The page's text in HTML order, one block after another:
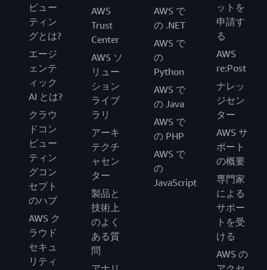
ピュー
ティン
グとは?
エージ
ェンテ
ィック
AI とは?
クラウ
ドコン
ピュー
ティン
グコン
セプト
のハブ
AWS ク
ラウド
セキュ
リティ
AWS
Trust
Center
AWS ソ
リュー
ション
ライブ
ラリ
アーキ
テクチ
ャセン
ター
製品と
技術上
のよく
ある質
問
AWS で
の .NET
AWS で
の
Python
AWS で
の Java
AWS で
の PHP
AWS で
の
JavaScript
ットを
申請す
る
AWS
re:Post
ナレッ
ジセン
ター
AWS サ
ポート
の概要
専門家
による
サポー
トを受
ける
AWS の